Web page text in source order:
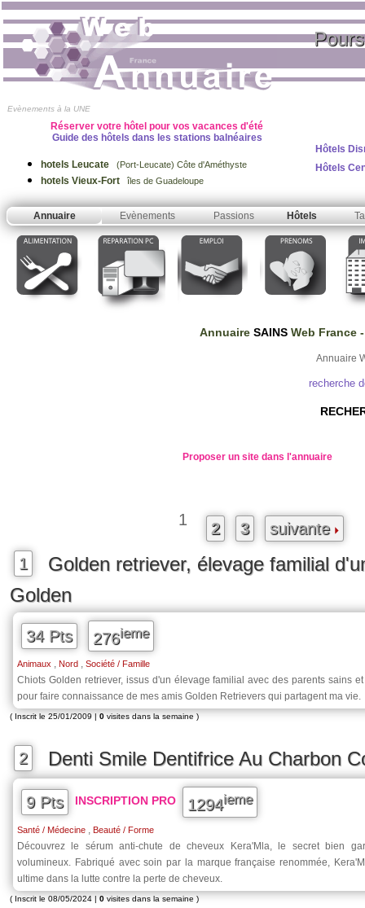
Evènements à la UNE
Réserver votre hôtel pour vos vacances d'été
Guide des hôtels dans les stations balnéaires
hotels Leucate (Port-Leucate) Côte d'Améthyste
hotels Vieux-Fort îles de Guadeloupe
Hôtels
Hôtels
Annuaire Evènements Passions Hôtels
Annuaire SAINSWeb France-
Annuaire
recherche
Proposer un site dans l'annuaire
1 2 3
suivante
1
Golden retriever, élevage familial
Golden
34 Pts 276ieme
Animaux Nord Société / Famille
Chiots Golden retriever, issus d'un élevage familial avec des parents sains
pour faire connaissance de mes amis Golden Retrievers qui partagent ma vie.
( Inscrit le 25/01/2009 | 0 visites dans la semaine )
2 Denti Smile Dentifrice Au Charbon
9 Pts INSCRIPTION PRO 1294ieme
Santé / Médecine Beauté / Forme
Découvrez le sérum anti-chute de cheveux Kera'Mla, le secret bien
volumineux. Fabriqué avec soin par la marque française renommée,
ultime dans la lutte contre la perte de cheveux.
( Inscrit le 08/05/2024 | 0 visites dans la semaine )